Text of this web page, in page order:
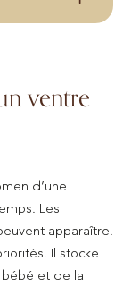
ventre
d’une
Les
apparaître.
Il stocke
bébé et de la